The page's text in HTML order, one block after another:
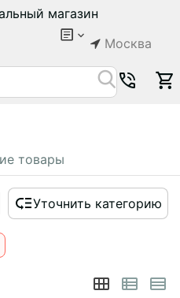
магазин
Москва
товары
Уточнить категорию